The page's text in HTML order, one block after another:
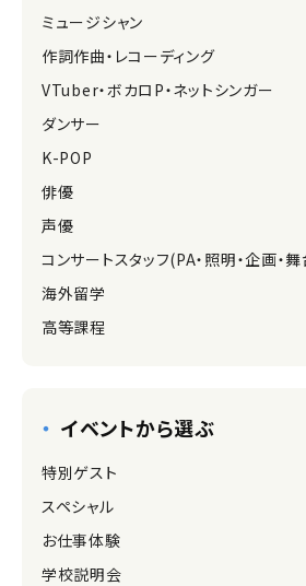
ミュージシャン
作詞作曲・レコーディング
VTuber・ボカロP・ネットシンガー
ダンサー
K-POP
俳優
声優
コンサートスタッフ(PA・照明・企画・
海外留学
高等課程
イベントから選ぶ
特別ゲスト
スペシャル
お仕事体験
学校説明会